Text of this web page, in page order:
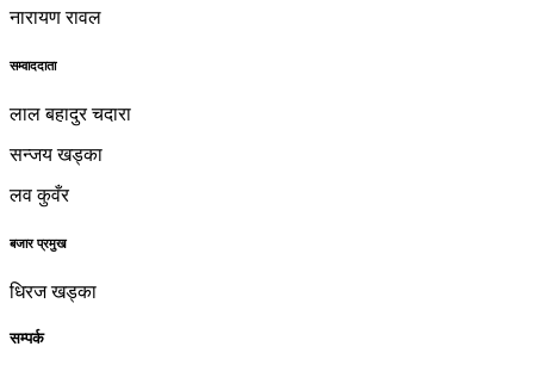
नारायण रावल
सम्वाददाता
लाल बहादुर चदारा
सन्जय खड्का
लव कुवँर
बजार प्रमुख
धिरज खड्का
सम्पर्क